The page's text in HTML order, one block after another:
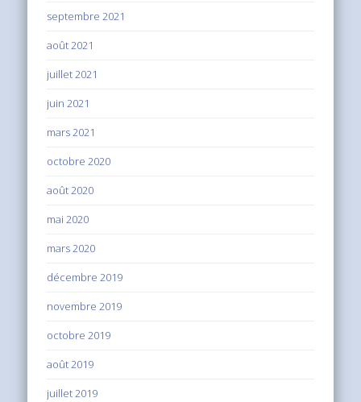
septembre 2021
août 2021
juillet 2021
juin 2021
mars 2021
octobre 2020
août 2020
mai 2020
mars 2020
décembre 2019
novembre 2019
octobre 2019
août 2019
juillet 2019